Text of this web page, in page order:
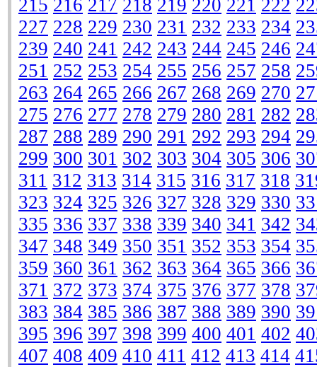
215 216 217 218 219 220 221 222
227 228 229 230 231 232 233 234
239 240 241 242 243 244 245 246
251 252 253 254 255 256 257 258
263 264 265 266 267 268 269 270
275 276 277 278 279 280 281 282
287 288 289 290 291 292 293 294
299 300 301 302 303 304 305 306
311 312 313 314 315 316 317 318
323 324 325 326 327 328 329 330
335 336 337 338 339 340 341 342
347 348 349 350 351 352 353 354
359 360 361 362 363 364 365 366
371 372 373 374 375 376 377 378
383 384 385 386 387 388 389 390
395 396 397 398 399 400 401 402
407 408 409 410 411 412 413 414